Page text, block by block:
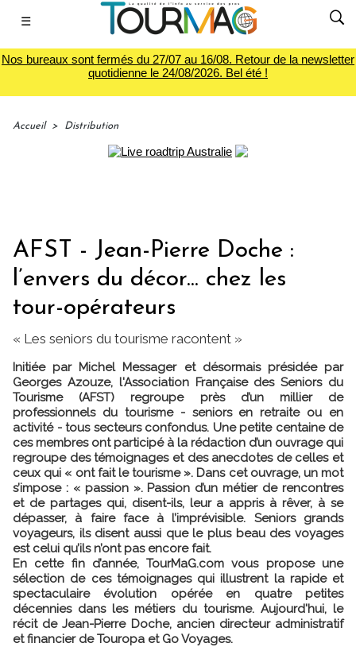
☰
Nos bureaux sont fermés du 27/07 au 16/08. Retour de la newsletter
quotidienne le 24/08/2026. Bel été !
Accueil > Distribution
AFST - Jean-Pierre Doche :
l’envers du décor... chez les
tour-opérateurs
« Les seniors du tourisme racontent »
Initiée par Michel Messager et désormais présidée par
Georges Azouze, l'Association Française des Seniors du
Tourisme (AFST) regroupe près d’un millier de
professionnels du tourisme - seniors en retraite ou en
activité - tous secteurs confondus. Une petite centaine de
ces membres ont participé à la rédaction d’un ouvrage qui
regroupe des témoignages et des anecdotes de celles et
ceux qui « ont fait le tourisme ». Dans cet ouvrage, un mot
s’impose : « passion ». Passion d’un métier de rencontres
et de partages qui, disent-ils, leur a appris à rêver, à se
dépasser, à faire face à l’imprévisible. Seniors grands
voyageurs, ils disent aussi que le plus beau des voyages
est celui qu’ils n’ont pas encore fait.
En cette fin d’année, TourMaG.com vous propose une
sélection de ces témoignages qui illustrent la rapide et
spectaculaire évolution opérée en quatre petites
décennies dans les métiers du tourisme. Aujourd'hui, le
récit de Jean-Pierre Doche, ancien directeur administratif
et financier de Touropa et Go Voyages.